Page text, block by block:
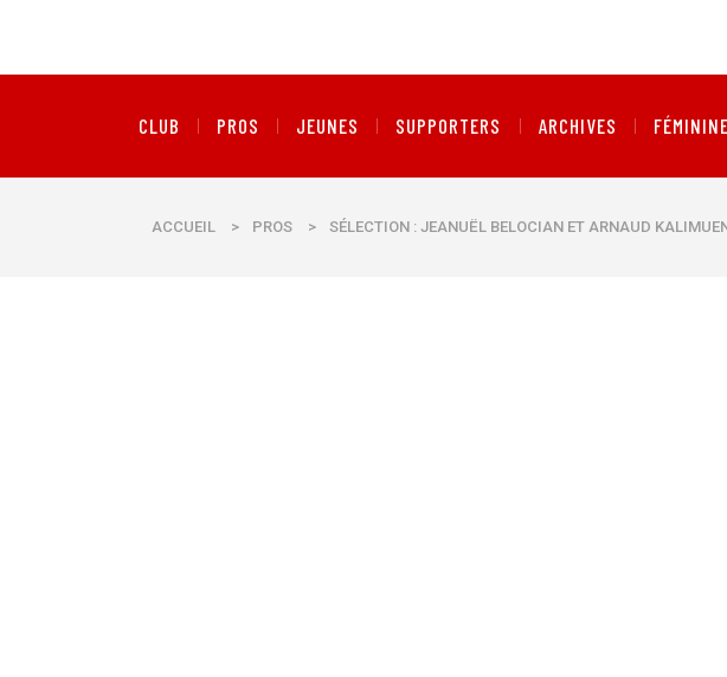
CLUB PROS JEUNES SUPPORTERS ARCHIVES
ACCUEIL > PROS > SÉLECTION : JEANUËL BELOCIAN ET ARNAUD